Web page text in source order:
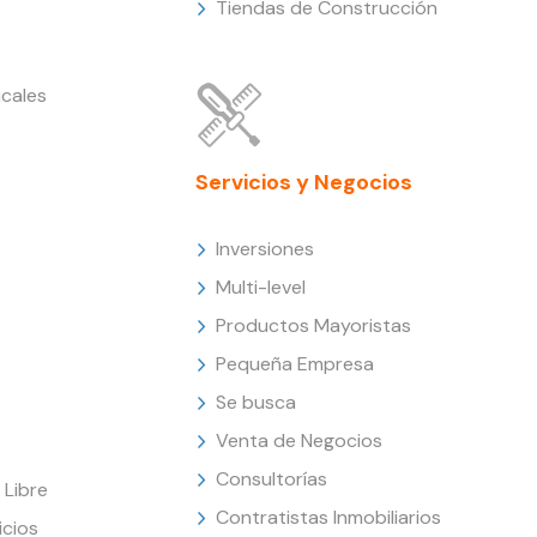
Tiendas de Construcción
Servicios y Negocios
Inversiones
Multi-level
Productos Mayoristas
Pequeña Empresa
Se busca
Venta de Negocios
Consultorías
Contratistas Inmobiliarios